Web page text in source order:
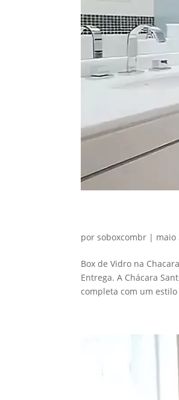
porsoboxcombr | maio
Box de Vidro na
Entrega. A Chácara
completa com um